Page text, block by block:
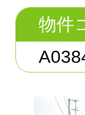
物件